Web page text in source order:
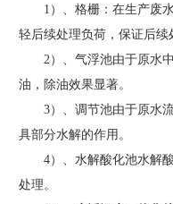
1 ）、格栅：在生产废
轻后续处理负荷，保证后续
2）、气浮池由于原水
油，除油效果显著。
3）、调节池由于原水
具部分水解的作用。
4）、水解酸化池水解
处理。